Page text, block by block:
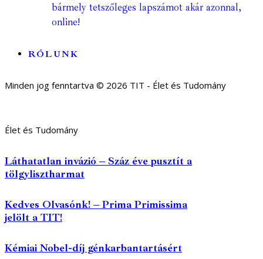
bármely tetszőleges lapszámot akár azonnal,
online!
RÓLUNK
Minden jog fenntartva © 2026 TIT - Élet és Tudomány
Élet és Tudomány
Láthatatlan invázió – Száz éve pusztít a
tölgylisztharmat
Kedves Olvasónk! – Prima Primissima
jelölt a TIT!
Kémiai Nobel-díj génkarbantartásért